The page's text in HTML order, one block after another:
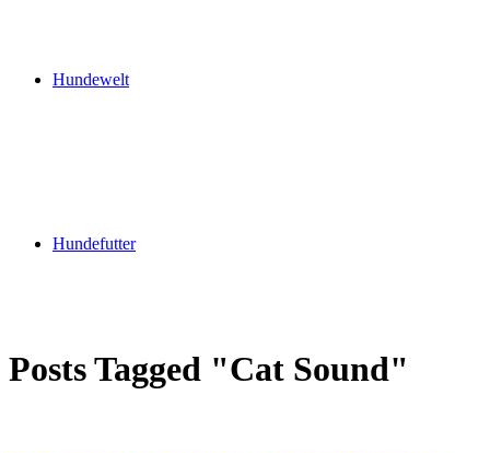
Hundewelt
Hundefutter
Posts Tagged "Cat Sound"